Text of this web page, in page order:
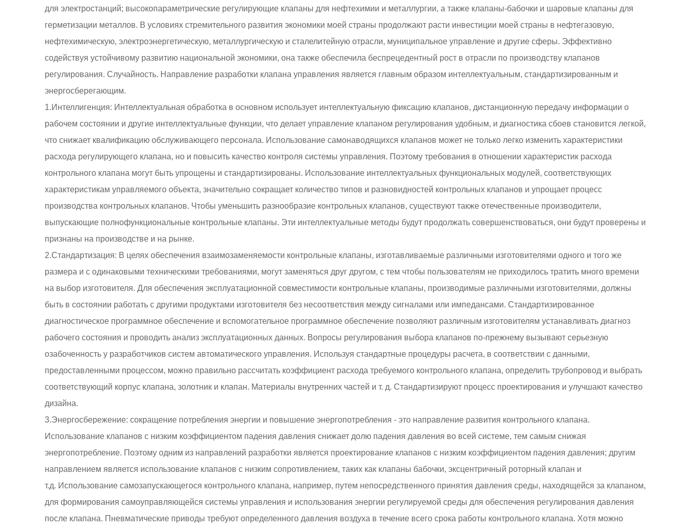
для электростанций; высокопараметрические регулирующие клапаны для нефтехимии и металлургии, а также клапаны-бабочки и шаровые клапаны для
герметизации металлов. В условиях стремительного развития экономики моей страны продолжают расти инвестиции моей страны в нефтегазовую,
нефтехимическую, электроэнергетическую, металлургическую и сталелитейную отрасли, муниципальное управление и другие сферы. Эффективно
содействуя устойчивому развитию национальной экономики, она также обеспечила беспрецедентный рост в отрасли по производству клапанов
регулирования. Случайность. Направление разработки клапана управления является главным образом интеллектуальным, стандартизированным и
энергосберегающим.
1.Интеллигенция: Интеллектуальная обработка в основном использует интеллектуальную фиксацию клапанов, дистанционную передачу информации о
рабочем состоянии и другие интеллектуальные функции, что делает управление клапаном регулирования удобным, и диагностика сбоев становится легкой,
что снижает квалификацию обслуживающего персонала. Использование самонаводящихся клапанов может не только легко изменить характеристики
расхода регулирующего клапана, но и повысить качество контроля системы управления. Поэтому требования в отношении характеристик расхода
контрольного клапана могут быть упрощены и стандартизированы. Использование интеллектуальных функциональных модулей, соответствующих
характеристикам управляемого объекта, значительно сокращает количество типов и разновидностей контрольных клапанов и упрощает процесс
производства контрольных клапанов. Чтобы уменьшить разнообразие контрольных клапанов, существуют также отечественные производители,
выпускающие полнофункциональные контрольные клапаны. Эти интеллектуальные методы будут продолжать совершенствоваться, они будут проверены и
признаны на производстве и на рынке.
2.Стандартизация: В целях обеспечения взаимозаменяемости контрольные клапаны, изготавливаемые различными изготовителями одного и того же
размера и с одинаковыми техническими требованиями, могут заменяться друг другом, с тем чтобы пользователям не приходилось тратить много времени
на выбор изготовителя. Для обеспечения эксплуатационной совместимости контрольные клапаны, производимые различными изготовителями, должны
быть в состоянии работать с другими продуктами изготовителя без несоответствия между сигналами или импедансами. Стандартизированное
диагностическое программное обеспечение и вспомогательное программное обеспечение позволяют различным изготовителям устанавливать диагноз
рабочего состояния и проводить анализ эксплуатационных данных. Вопросы регулирования выбора клапанов по-прежнему вызывают серьезную
озабоченность у разработчиков систем автоматического управления. Используя стандартные процедуры расчета, в соответствии с данными,
предоставленными процессом, можно правильно рассчитать коэффициент расхода требуемого контрольного клапана, определить трубопровод и выбрать
соответствующий корпус клапана, золотник и клапан. Материалы внутренних частей и т. д. Стандартизируют процесс проектирования и улучшают качество
дизайна.
3.Энергосбережение: сокращение потребления энергии и повышение энергопотребления - это направление развития контрольного клапана.
Использование клапанов с низким коэффициентом падения давления снижает долю падения давления во всей системе, тем самым снижая
энергопотребление. Поэтому одним из направлений разработки является проектирование клапанов с низким коэффициентом падения давления; другим
направлением является использование клапанов с низким сопротивлением, таких как клапаны бабочки, эксцентричный роторный клапан и
т.д. Использование самозапускающегося контрольного клапана, например, путем непосредственного принятия давления среды, находящейся за клапаном,
для формирования самоуправляющейся системы управления и использования энергии регулируемой среды для обеспечения регулирования давления
после клапана. Пневматические приводы требуют определенного давления воздуха в течение всего срока работы контрольного клапана. Хотя можно